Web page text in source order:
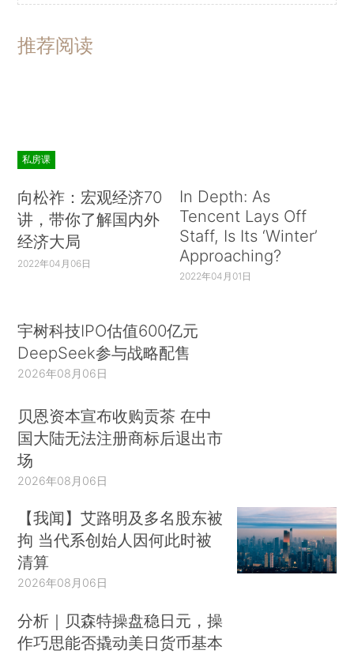
推荐阅读
私房课
向松祚：宏观经济70
讲，带你了解国内外
经济大局
2022年04月06日
In Depth: As
Tencent Lays Off
Staff, Is Its ‘Winter’
Approaching?
2022年04月01日
宇树科技IPO估值600亿元
DeepSeek参与战略配售
2026年08月06日
贝恩资本宣布收购贡茶 在中
国大陆无法注册商标后退出市
场
2026年08月06日
【我闻】艾路明及多名股东被
拘 当代系创始人因何此时被
清算
2026年08月06日
分析｜贝森特操盘稳日元，操
作巧思能否撬动美日货币基本